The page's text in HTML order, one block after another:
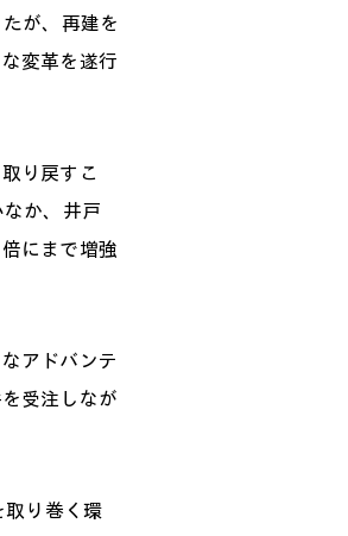
が、再建を
変革を遂行
り戻すこ
か、井戸
にまで増強
アドバンテ
受注しなが
取り巻く環